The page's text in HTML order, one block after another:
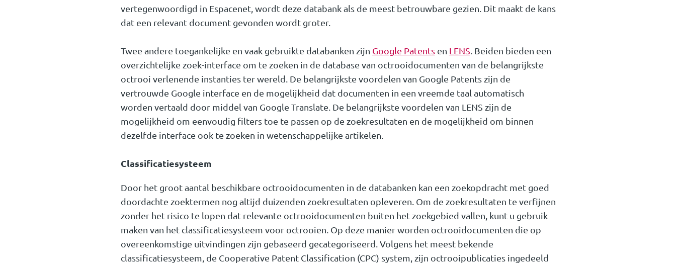
vertegenwoordigd in Espacenet, wordt deze databank als de meest betrouwbare gezien. Dit maakt de kans
dat een relevant document gevonden wordt groter.
Twee andere toegankelijke en vaak gebruikte databanken zijn Google Patentsen LENS . Beiden bieden een
overzichtelijke zoek-interface om te zoeken in de database van octrooidocumenten van de belangrijkste
octrooi verlenende instanties ter wereld. De belangrijkste voordelen van Google Patents zijn de
vertrouwde Google interface en de mogelijkheid dat documenten in een vreemde taal automatisch
worden vertaald door middel van Google Translate. De belangrijkste voordelen van LENS zijn de
mogelijkheid om eenvoudig filters toe te passen op de zoekresultaten en de mogelijkheid om binnen
dezelfde interface ook te zoeken in wetenschappelijke artikelen.
Classificatiesysteem
Door het groot aantal beschikbare octrooidocumenten in de databanken kan een zoekopdracht met goed
doordachte zoektermen nog altijd duizenden zoekresultaten opleveren. Om de zoekresultaten te verfijnen
zonder het risico te lopen dat relevante octrooidocumenten buiten het zoekgebied vallen, kunt u gebruik
maken van het classificatiesysteem voor octrooien. Op deze manier worden octrooidocumenten die op
overeenkomstige uitvindingen zijn gebaseerd gecategoriseerd. Volgens het meest bekende
classificatiesysteem, de Cooperative Patent Classification (CPC) system, zijn octrooipublicaties ingedeeld